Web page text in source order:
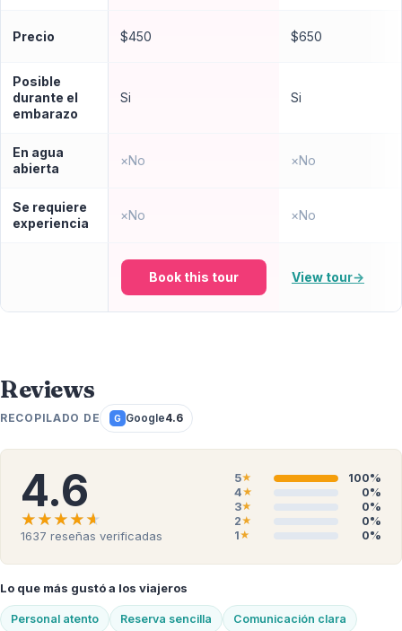
Precio $450 $650
Posible
durante el
embarazo
Si Si
En agua
abierta
×No ×No
Se requiere
experiencia
×No ×No
Book this tour View tour→
Reviews
RECOPILADO DE G Google4.6
4.6
★★★★★
★★★★★
1637 reseñas verificadas
5★
100%
4★
0%
3★
0%
2★
0%
1★ 0%
Lo que más gustó a los viajeros
Personal atento Reserva sencilla Comunicación clara